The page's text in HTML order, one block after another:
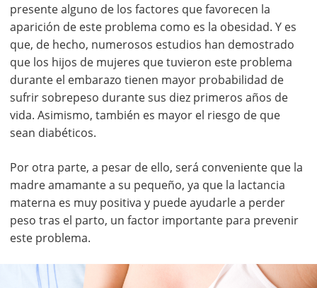
presente alguno de los factores que favorecen la
aparición de este problema como es la obesidad. Y es
que, de hecho, numerosos estudios han demostrado
que los hijos de mujeres que tuvieron este problema
durante el embarazo tienen mayor probabilidad de
sufrir sobrepeso durante sus diez primeros años de
vida. Asimismo, también es mayor el riesgo de que
sean diabéticos.
Por otra parte, a pesar de ello, será conveniente que la
madre amamante a su pequeño, ya que la lactancia
materna es muy positiva y puede ayudarle a perder
peso tras el parto, un factor importante para prevenir
este problema.